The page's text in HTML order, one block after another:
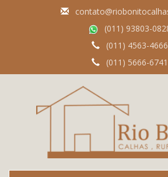
(011) 93803-
(011) 4563-4666
(011) 5666-6741